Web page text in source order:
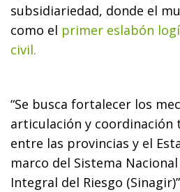
subsidiariedad, donde el
como el primer eslabón
civil.
“Se busca fortalecer los
articulación y coordinación
entre las provincias y el
marco del Sistema
Integral del Riesgo